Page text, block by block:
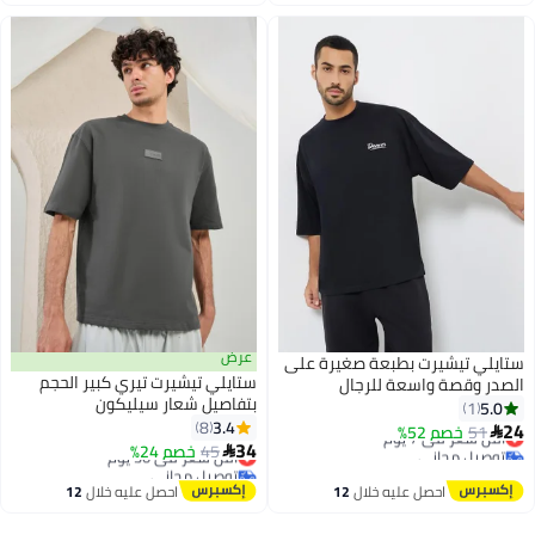
ستايلي تيشيرت بطبعة صغيرة على
الصدر وقصة واسعة للرجال
5.0
1
24
51 خصم 52%
أقل سعر في 7 يوم
توصيل مجاني
أقل سعر في 7 يوم
احصل عليه خلال12
عرض
ستايلي تيشيرت تيري كبير الحجم
بتفاصيل شعار سيليكون
3.4
8
34
45 خصم 24%
أقل سعر في 30 يوم
توصيل مجاني
أقل سعر في 30 يوماحصل عليه خلال12